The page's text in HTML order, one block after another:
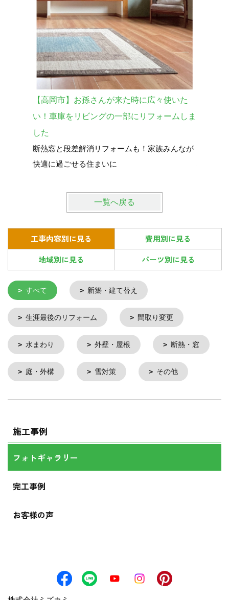
【高岡市】お孫さんが来た時に広々使いた
い！車庫をリビングの一部にリフォームしま
した
断熱窓と段差解消リフォームも！家族みんなが
快適に過ごせる住まいに
一覧へ戻る
工事内容別に見る
費用別に見る
地域別に見る
パーツ別に見る
すべて 新築・建て替え
生涯最後のリフォーム 間取り変更
水まわり 外壁・屋根 断熱・窓
庭・外構 雪対策 その他
施工事例
フォトギャラリー
完工事例
お客様の声